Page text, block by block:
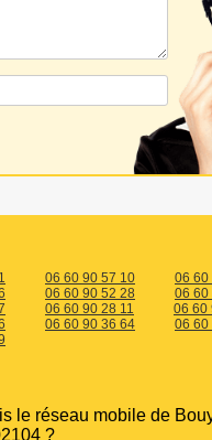
06 60 90 57 10
06 60
06 60 90 52 28
06 60
06 60 90 28 11
06 60
06 60 90 36 64
06 60
le réseau mobile de
?